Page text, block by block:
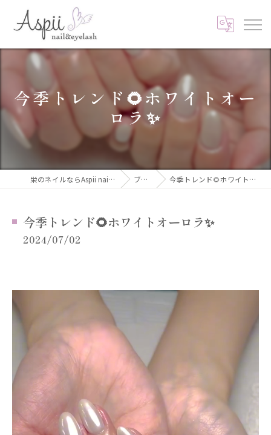
今季トレンド🌻ホワイトオー
ロラ✨
栄のネイルならAspii nail&eyelash ブログ 今季トレンド🌻ホワイトオーロラ✨
今季トレンド🌻ホワイトオーロラ✨
2024/07/02